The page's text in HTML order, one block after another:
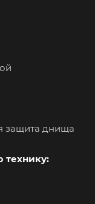
защита днища
технику: